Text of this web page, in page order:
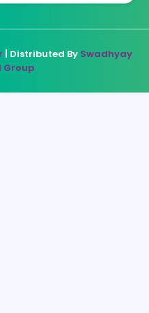
| Distributed By Swadhyay
Group